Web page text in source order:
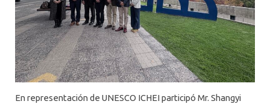
En representación de UNESCO ICHEI participó Mr. Shangyi